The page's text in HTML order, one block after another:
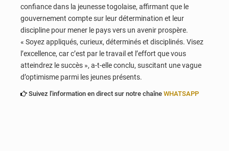
confiance dans la jeunesse togolaise, affirmant que le
gouvernement compte sur leur détermination et leur
discipline pour mener le pays vers un avenir prospère.
« Soyez appliqués, curieux, déterminés et disciplinés. Visez
l’excellence, car c’est par le travail et l’effort que vous
atteindrez le succès », a-t-elle conclu, suscitant une vague
d’optimisme parmi les jeunes présents.
Suivez l'information en direct sur notre chaîne WHATSAPP